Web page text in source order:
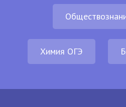
Химия ОГЭ